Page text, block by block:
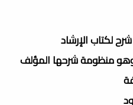
لكتاب الإرشاد
وهو منظومة شرحها المؤلف